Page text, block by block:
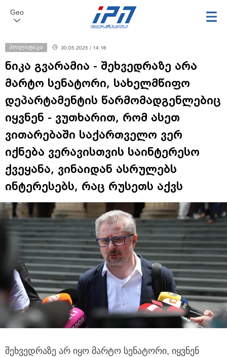
Geo
პოლიტიკა 30.05.2025 / 14:18
ნიკა გვარამია - შეხვედრაზე არა
მარტო სენატორი, სახელმწიფო
დეპარტამენტის წარმომადგენლებიც
იყვნენ - ვუთხარით, რომ ასეთ
ვითარებაში საქართველო ვერ
იქნება ვერავისთვის საინტერესო
ქვეყანა, ვინაიდან ასრულებს
ინტერესებს, რაც რუსეთს აქვს
შეხვედრაზე არ იყო მარტო სენატორი, იყვნენ